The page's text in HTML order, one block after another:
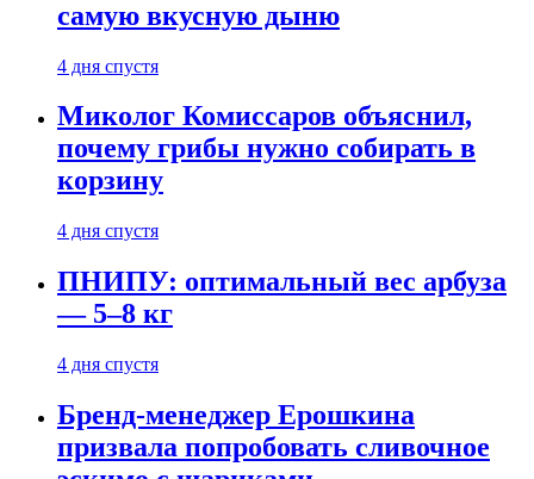
самую вкусную дыню
4 дня спустя
Миколог Комиссаров объяснил,
почему грибы нужно собирать в
корзину
4 дня спустя
ПНИПУ: оптимальный вес арбуза
— 5–8 кг
4 дня спустя
Бренд-менеджер Ерошкина
призвала попробовать сливочное